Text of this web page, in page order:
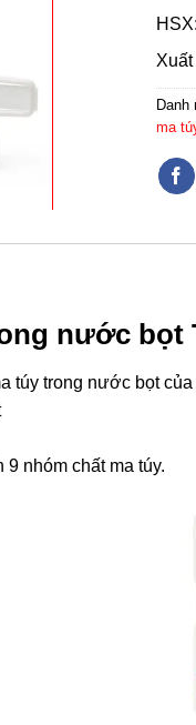
ma
nước bọt
túy trong nước bọt
nhóm chất ma túy.